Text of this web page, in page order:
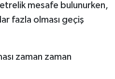
mesafe bulunurken,
fazla olması geçiş
zaman zaman